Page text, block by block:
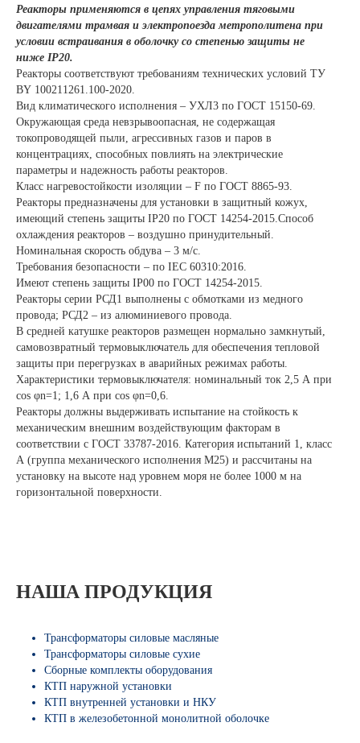
Реакторы применяются в цепях управления тяговыми
двигателями трамвая и электропоезда метрополитена при
условии встраивания в оболочку со степенью защиты не
ниже IP20.
Реакторы соответствуют требованиям технических условий ТУ
BY 100211261.100-2020.
Вид климатического исполнения – УХЛ3 по ГОСТ 15150-69.
Окружающая среда невзрывоопасная, не содержащая
токопроводящей пыли, агрессивных газов и паров в
концентрациях, способных повлиять на электрические
параметры и надежность работы реакторов.
Класс нагревостойкости изоляции – F по ГОСТ 8865-93.
Реакторы предназначены для установки в защитный кожух,
имеющий степень защиты IP20 по ГОСТ 14254-2015.Способ
охлаждения реакторов – воздушно принудительный.
Номинальная скорость обдува – 3 м/с.
Требования безопасности – по IEC 60310:2016.
Имеют степень защиты IP00 по ГОСТ 14254-2015.
Реакторы серии РСД1 выполнены с обмотками из медного
провода; РСД2 – из алюминиевого провода.
В средней катушке реакторов размещен нормально замкнутый,
самовозвратный термовыключатель для обеспечения тепловой
защиты при перегрузках в аварийных режимах работы.
Характеристики термовыключателя: номинальный ток 2,5 А при
сos φn=1; 1,6 А при соs φn=0,6.
Реакторы должны выдерживать испытание на стойкость к
механическим внешним воздействующим факторам в
соответствии с ГОСТ 33787-2016. Категория испытаний 1, класс
А (группа механического исполнения М25) и рассчитаны на
установку на высоте над уровнем моря не более 1000 м на
горизонтальной поверхности.
НАША ПРОДУКЦИЯ
Трансформаторы силовые масляные
Трансформаторы силовые сухие
Сборные комплекты оборудования
КТП наружной установки
КТП внутренней установки и НКУ
КТП в железобетонной монолитной оболочке